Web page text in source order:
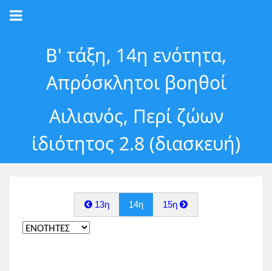
Β' τάξη, 14η ενότητα,
Απρόσκλητοι βοηθοί
Αιλιανός, Περί ζώων
ἰδιότητος 2.8 (διασκευή)
13η 14η 15η